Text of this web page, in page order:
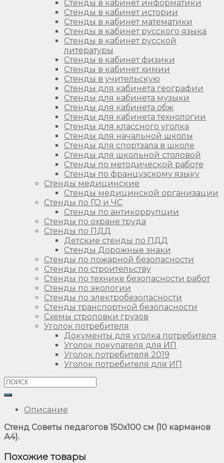
Стенды в кабинет информатики
Стенды в кабинет истории
Стенды в кабинет математики
Стенды в кабинет русского языка
Стенды в кабинет русской
литературы
Стенды в кабинет физики
Стенды в кабинет химии
Стенды в учительскую
Стенды для кабинета географии
Стенды для кабинета музыки
Стенды для кабинета обж
Стенды для кабинета технологии
Стенды для классного уголка
Стенды для начальной школы
Стенды для спортзала в школе
Стенды для школьной столовой
Стенды по методической работе
Стенды по французскому языку
Стенды медицинские
Стенды медицинской организации
Стенды по ГО и ЧС
Стенды по антикоррупции
Стенды по охране труда
Стенды по ПДД
Детские стенды по ПДД
Стенды Дорожные знаки
Стенды по пожарной безопасности
Стенды по строительству
Стенды по технике безопасности работ
Стенды по экологии
Стенды по электробезопасности
Стенды транспортной безопасности
Схемы строповки грузов
Уголок потребителя
Документы для уголка потребителя
Уголок покупателя для ИП
Уголок потребителя 2019
Уголок потребителя для ИП
Описание
Стенд Советы педагогов 150х100 см (10 карманов
А4).
Похожие товары